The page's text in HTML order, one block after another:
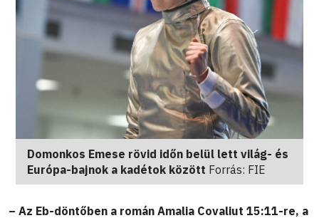
Domonkos Emese rövid időn belül lett világ- és
Európa-bajnok a kadétok között Forrás: FIE
– Az Eb-döntőben a román Amalia Covaliut 15:11-re, a